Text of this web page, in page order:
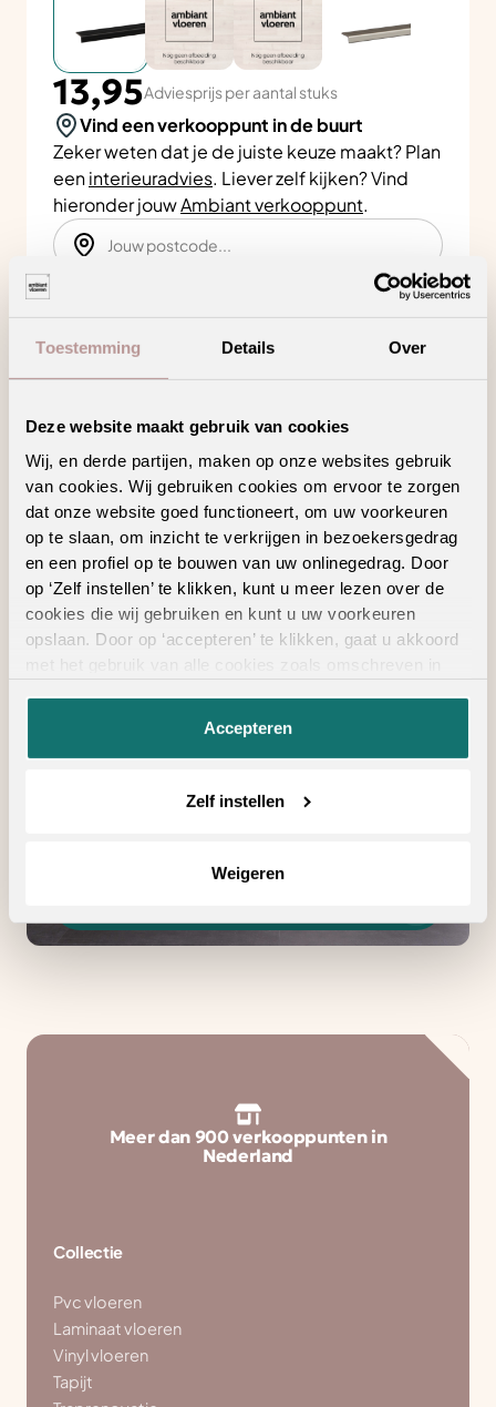
Toestemming Details Over
Deze website maakt gebruik van cookies
Wij, en derde partijen, maken op onze websites gebruik
van cookies. Wij gebruiken cookies om ervoor te zorgen
dat onze website goed functioneert, om uw voorkeuren
op te slaan, om inzicht te verkrijgen in bezoekersgedrag
en een profiel op te bouwen van uw onlinegedrag. Door
op ‘Zelf instellen’ te klikken, kunt u meer lezen over de
cookies die wij gebruiken en kunt u uw voorkeuren
opslaan. Door op ‘accepteren’ te klikken, gaat u akkoord
Accepteren
Zelf instellen
Weigeren
13,95Adviesprijs per aantal stuks
Vind een verkooppunt in de buurt
Zeker weten dat je de juiste keuze maakt? Plan
eeninterieuradvies. Liever zelf kijken? Vind
hieronder jouwAmbiant verkooppunt.
Product kenmerken
Meer veiligheid dankzij een anti-slip laag
Vind een verkooppunt
in de buurt
Meer dan 900 verkooppunten in
Nederland
Collectie
Pvc vloeren
Laminaat vloeren
Vinyl vloeren
Tapijt